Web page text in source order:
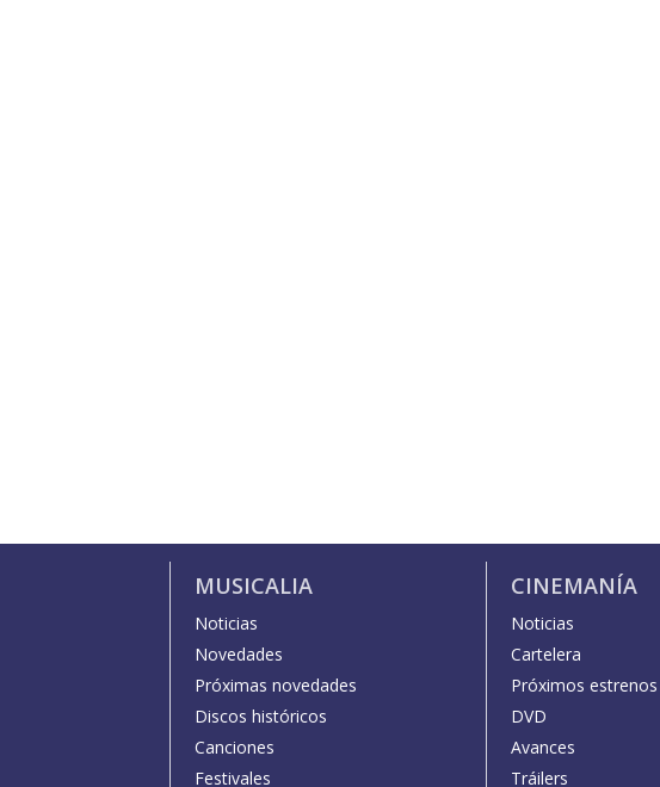
MUSICALIA
Noticias
Novedades
Próximas novedades
Discos históricos
Canciones
Festivales
CINEMANÍA
Noticias
Cartelera
Próximos estrenos
DVD
Avances
Tráilers